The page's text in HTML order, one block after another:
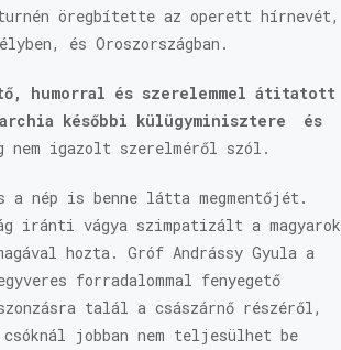
öregbítette az operett hírnevét,
és Oroszországban.
humorral és szerelemmel átitatott
későbbi külügyminisztere és
igazolt szerelméről szól.
a nép is benne látta megmentőjét.
iránti vágya szimpatizált a magyarok
hozta. Gróf Andrássy Gyula a
forradalommal fenyegető
talál a császárnő részéről,
jobban nem teljesülhet be